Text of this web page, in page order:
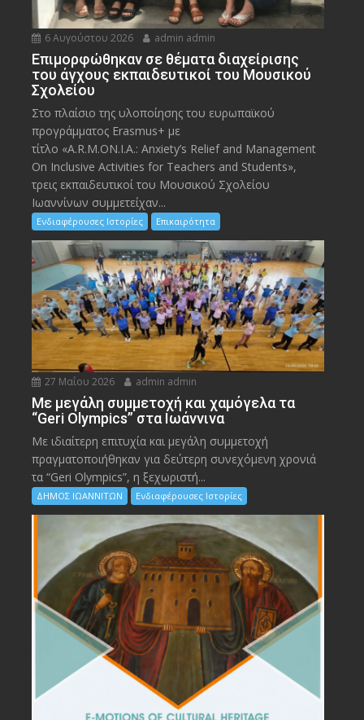
6 Αυγούστου 2026 admin admin
Eπιμορφώθηκαν σε θέματα διαχείρισης
του άγχους εκπαιδευτικοί του Μουσικού
Σχολείου
Στο πλαίσιο της υλοποίησης του ευρωπαϊκού
προγράμματος Erasmus+ με
τίτλο «A.R.M.ON.I.A.: Anxiety’s Relief and Management
On Inclusive Activities for Teachers and Students»,
τρεις εκπαιδευτικοί του Μουσικού Σχολείου
Ιωαννίνων συμμετείχαν...
Ενδιαφέρουσες Ιστορίες Επικαιρότητα
27 Μαΐου 2026 admin admin
Με μεγάλη συμμετοχή και χαμόγελα τα
“Geri Olympics” στα Ιωάννινα
Με ιδιαίτερη επιτυχία και μεγάλη συμμετοχή
πραγματοποιήθηκαν για δεύτερη συνεχόμενη χρονιά
τα “Geri Olympics”, η ξεχωριστή...
ΔΗΜΟΣ ΙΩΑΝΝΙΤΩΝ Ενδιαφέρουσες Ιστορίες